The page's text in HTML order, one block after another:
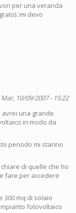
per una veranda
mi devo
Mar, 10/09/2007 - 15:22
avrei una grande
in modo da
periodo mi stanno
di quelle che ho
fare per accedere
300 mq di solaio
fotovoltaico